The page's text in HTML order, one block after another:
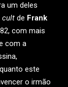
um deles
cult de Frank
com mais
com a
este
o irmão